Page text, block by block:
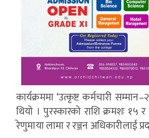
कार्यक्रममा ‘उत्कृष्ट कर्मचारी
थियो । पुरस्कारको राशि क्रमशः
रेणुमाया लामा र रञ्जन अधिकारीलाई